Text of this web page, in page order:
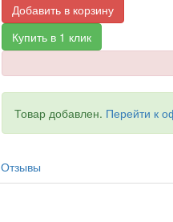
Добавить в корзину
Купить в 1 клик
Товар добавлен. Перейти к
Отзывы